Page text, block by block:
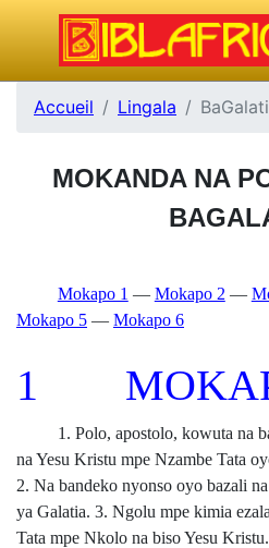
Accueil Lingala
MOKANDA NA
Mokapo 1 — Mokapo 2 —
Mokapo 5 — Mokapo 6
1
1. Polo, apostolo, kowuta na
na Yesu Kristu mpe Nzambe Tata
2. Na bandeko nyonso oyo bazali
ya Galatia. 3. Ngolu mpe kimia
Tata mpe Nkolo na biso Yesu